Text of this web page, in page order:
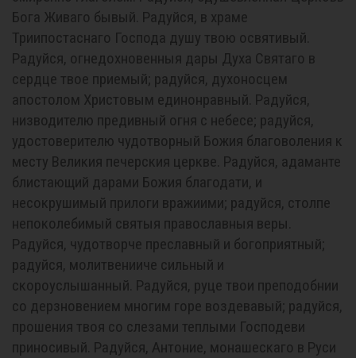
Бога Живаго бывый. Радуйся, в храме
Триипостаснаго Господа душу твою освятивый.
Радуйся, огнедохновенныя дары Духа Святаго в
сердце твое приемый; радуйся, духоносцем
апостолом Христовым единонравный. Радуйся,
низводителю предивный огня с небесе; радуйся,
удостоверителю чудотворный Божия благоволения к
месту Великия печерския церкве. Радуйся, адаманте
блистающий дарами Божия благодати, и
несокрушимый прилоги вражиими; радуйся, столпе
непоколебимый святыя православныя веры.
Радуйся, чудотворче преславный и богоприятный;
радуйся, молитвенииче сильный и
скороуслышанный. Радуйся, руце твои преподобнии
со дерзновением многим горе воздевавый; радуйся,
прошения твоя со слезами теплыми Господеви
приносивый. Радуйся, Антоние, монашескаго в Руси